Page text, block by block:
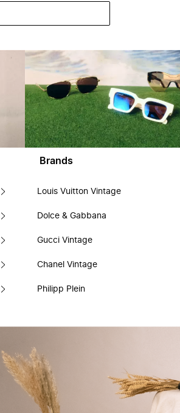
Brands
Louis Vuitton Vintage
Dolce & Gabbana
Gucci Vintage
Chanel Vintage
Philipp Plein